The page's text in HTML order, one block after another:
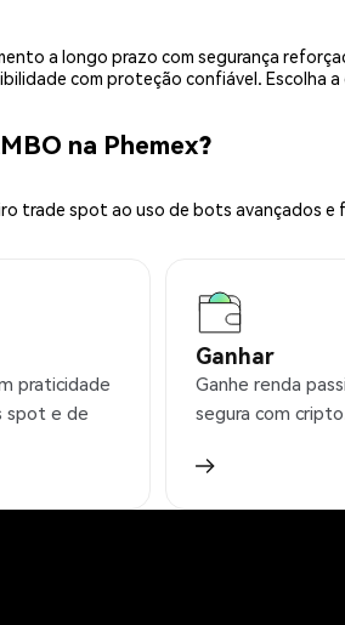
a longo prazo com segurança
com proteção confiável. Escolha
na Phemex?
trade spot ao uso de bots avançados
praticidade
spot e de
Ganhar
Ganhe renda
segura com